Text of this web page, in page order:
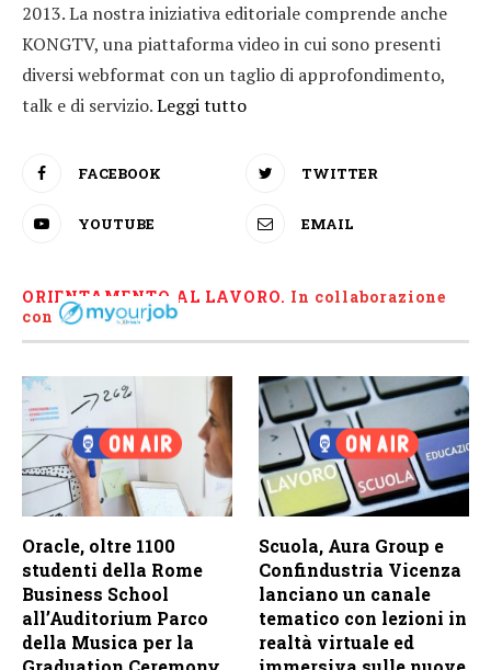
2013. La nostra iniziativa editoriale comprende anche
KONGTV, una piattaforma video in cui sono presenti
diversi webformat con un taglio di approfondimento,
talk e di servizio.Leggi tutto
FACEBOOK TWITTER
YOUTUBE EMAIL
ORIENTAMENTO AL LAVORO. In collaborazione
con
Oracle, oltre 1100
studenti della Rome
Business School
all’Auditorium Parco
della Musica per la
Scuola, Aura Group e
Confindustria Vicenza
lanciano un canale
tematico con lezioni in
realtà virtuale ed